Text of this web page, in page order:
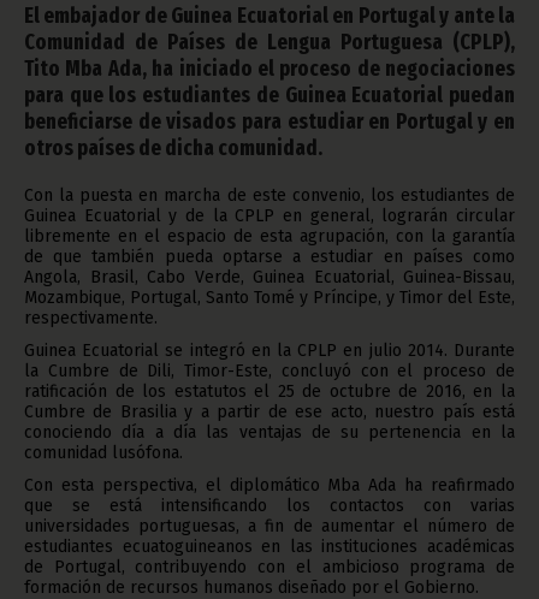
El embajador de Guinea Ecuatorial en Portugal y ante la
Comunidad de Países de Lengua Portuguesa (CPLP),
Tito Mba Ada, ha iniciado el proceso de negociaciones
para que los estudiantes de Guinea Ecuatorial puedan
beneficiarse de visados para estudiar en Portugal y en
otros países de dicha comunidad.
Con la puesta en marcha de este convenio, los estudiantes de
Guinea Ecuatorial y de la CPLP en general, lograrán circular
libremente en el espacio de esta agrupación, con la garantía
de que también pueda optarse a estudiar en países como
Angola, Brasil, Cabo Verde, Guinea Ecuatorial, Guinea-Bissau,
Mozambique, Portugal, Santo Tomé y Príncipe, y Timor del Este,
respectivamente.
Guinea Ecuatorial se integró en la CPLP en julio 2014. Durante
la Cumbre de Dili, Timor-Este, concluyó con el proceso de
ratificación de los estatutos el 25 de octubre de 2016, en la
Cumbre de Brasilia y a partir de ese acto, nuestro país está
conociendo día a día las ventajas de su pertenencia en la
comunidad lusófona.
Con esta perspectiva, el diplomático Mba Ada ha reafirmado
que se está intensificando los contactos con varias
universidades portuguesas, a fin de aumentar el número de
estudiantes ecuatoguineanos en las instituciones académicas
de Portugal, contribuyendo con el ambicioso programa de
formación de recursos humanos diseñado por el Gobierno.